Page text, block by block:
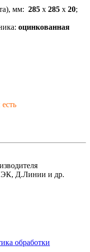
мм: 285 x 285 x 20;
оцинкованная
Д.Линии и др.
обработки